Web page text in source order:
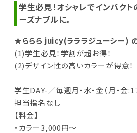
学生必見！オシャレでインパクト
ーズナブルに。
★ららら juicy(ラララジューシー)
(1)学生必見！学割が超お得！
(2)デザイン性の高いカラーが得意！
学生DAY-／毎週月・水・金（月・金
担当指名なし
【料金】
・カラー3,000円～